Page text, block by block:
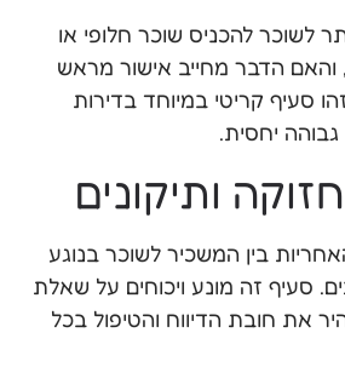
לשוכר להכניס שוכר חלופי או
הדבר מחייב אישור מראש
סעיף קריטי במיוחד בדירות
יחסית.
ותיקונים
בין המשכיר לשוכר בנוגע
סעיף זה מונע ויכוחים על שאלת
את חובת הדיווח והטיפול בכל